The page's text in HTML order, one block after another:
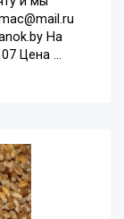
На
Цена ...